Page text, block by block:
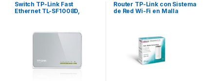
Switch TP-Link Fast
Ethernet TL-SF1008D,
No Administrable
ETEHRNET SIN
Router TP-Link con Sistema
de Red Wi-Fi en Malla
CASA AC1200 (PAQUETE DE